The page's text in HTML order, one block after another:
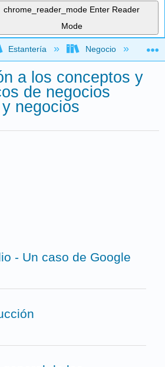
chrome_reader_mode Enter Reader
Mode
jerarquía global
Estantería Negocio
a los conceptos y
de negocios
negocios
- Un caso de Google